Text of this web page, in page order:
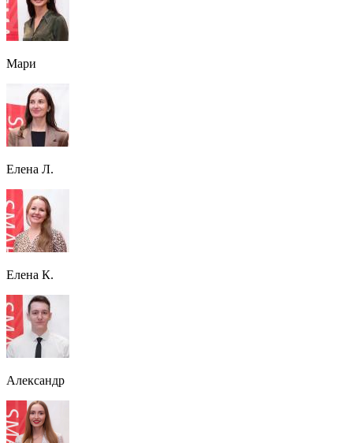
Мари
Елена Л.
Елена К.
Александр